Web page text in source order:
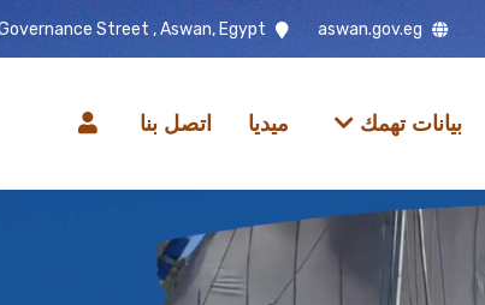
aswan.gov.eg
بيانات تهمك ميديا اتصل بنا